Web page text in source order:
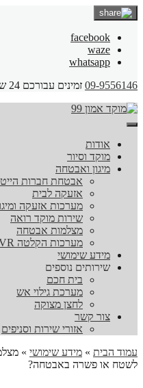
facebook
waze
whatsapp
09-9556146 זמינים עבורכם 24 שעות
אודות
מוקד וסיור
מיגון ואבטחה
אבטחת חברות
אזעקה לבית
מערכות אזעקה
שירות מוקד רואה
מצלמות אבטחה
מערכות הקלטה NVR – DVR
מידע שימושי
שירותים נוספים
בית חכם
מערכת גילוי אש
לחצן מצוקה
צור קשר
אזורי שירות וסניפים
עמוד הבית » מידע שימושי »
לשטח או פשרה באבטחה?